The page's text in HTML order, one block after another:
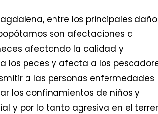
entre los principales
son afectaciones a
afectando la calidad y
los peces y afecta a los
a las personas enfermedades
los confinamientos de niños y
y por lo tanto agresiva en el